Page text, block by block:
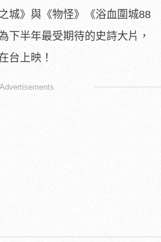
城》與《物怪》《浴血圍城88
下半年最受期待的史詩大片，
台上映！
Advertisements